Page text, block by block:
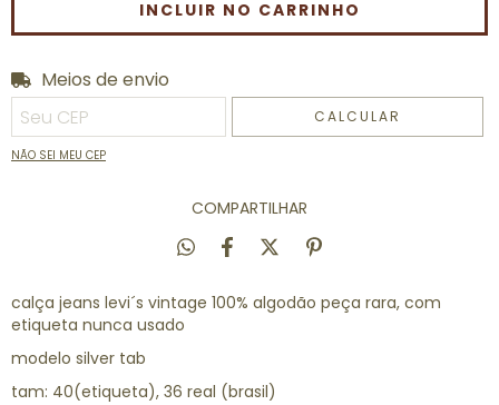
Entregas para o CEP:
Meios de envio
CALCULAR
NÃO SEI MEU CEP
COMPARTILHAR
calça jeans levi´s vintage 100% algodão peça rara, com
etiqueta nunca usado
modelo silver tab
tam: 40(etiqueta), 36 real (brasil)